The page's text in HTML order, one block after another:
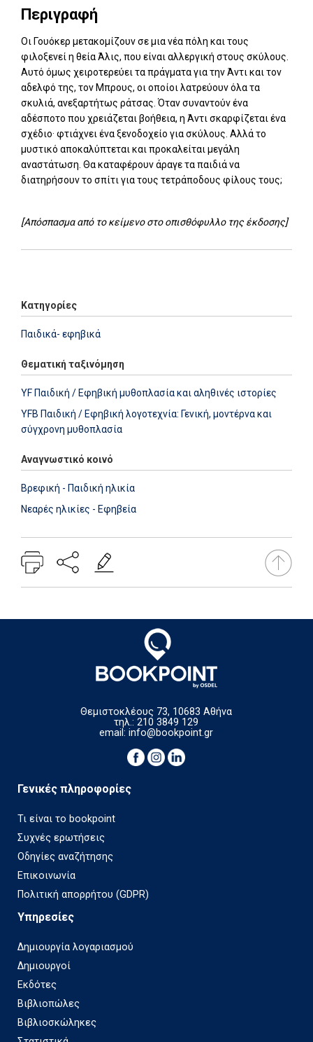
Περιγραφή
Οι Γουόκερ μετακομίζουν σε μια νέα πόλη και τους
φιλοξενεί η θεία Άλις, που είναι αλλεργική στους σκύλους.
Αυτό όμως χειροτερεύει τα πράγματα για την Άντι και τον
αδελφό της, τον Μπρους, οι οποίοι λατρεύουν όλα τα
σκυλιά, ανεξαρτήτως ράτσας. Όταν συναντούν ένα
αδέσποτο που χρειάζεται βοήθεια, η Άντι σκαρφίζεται ένα
σχέδιο· φτιάχνει ένα ξενοδοχείο για σκύλους. Αλλά το
μυστικό αποκαλύπτεται και προκαλείται μεγάλη
αναστάτωση. Θα καταφέρουν άραγε τα παιδιά να
διατηρήσουν το σπίτι για τους τετράποδους φίλους τους;
[Απόσπασμα από το κείμενο στο οπισθόφυλλο της έκδοσης]
Κατηγορίες
Παιδικά- εφηβικά
Θεματική ταξινόμηση
YF Παιδική / Εφηβική μυθοπλασία και αληθινές ιστορίες
YFB Παιδική / Εφηβική λογοτεχνία: Γενική, μοντέρνα και
σύγχρονη μυθοπλασία
Αναγνωστικό κοινό
Βρεφική - Παιδική ηλικία
Νεαρές ηλικίες - Εφηβεία
Θεμιστοκλέους 73, 10683 Αθήνα
τηλ.: 210 3849 129
email:info@bookpoint.gr
Γενικές πληροφορίες
Τι είναι το bookpoint
Συχνές ερωτήσεις
Οδηγίες αναζήτησης
Επικοινωνία
Πολιτική απορρήτου (GDPR)
Υπηρεσίες
Δημιουργία λογαριασμού
Δημιουργοί
Εκδότες
Βιβλιοπώλες
Βιβλιοσκώληκες